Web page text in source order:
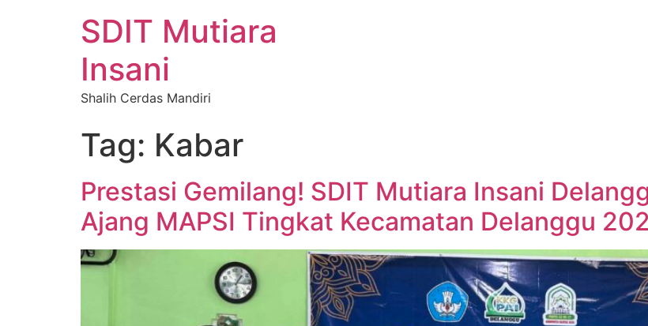
SDIT Mutiara
Insani
Shalih Cerdas Mandiri
Tag: Kabar
Prestasi Gemilang! SDIT Mutiara Insani
Ajang MAPSI Tingkat Kecamatan Delanggu